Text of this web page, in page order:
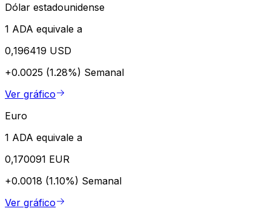
Dólar estadounidense
1 ADA equivale a
0,196419 USD
+0.0025 (1.28%) Semanal
Ver gráfico
Euro
1 ADA equivale a
0,170091 EUR
+0.0018 (1.10%) Semanal
Ver gráfico